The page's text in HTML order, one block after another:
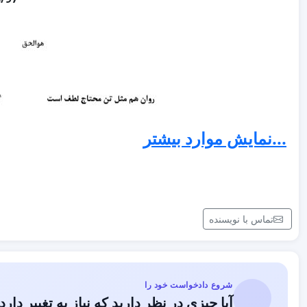
...نمایش موارد بیشتر
تماس با نویسنده
شروع دادخواست خود را
آیا چیزی در نظر دارید که نیاز به تغییر